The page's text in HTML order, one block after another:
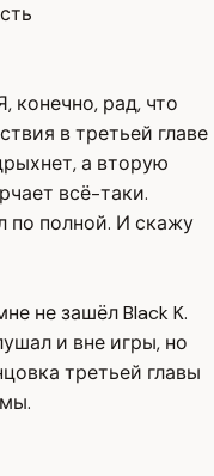
конечно, рад, что
в третьей главе
а вторую
всё-таки.
по полной. И скажу
не зашёл Black K.
и вне игры, но
третьей главы